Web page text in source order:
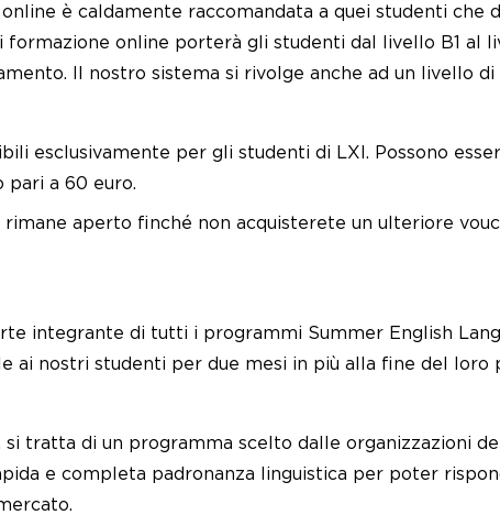
è caldamente raccomandata a quei studenti
online porterà gli studenti dal livello B1 al
Il nostro sistema si rivolge anche ad un livello di
esclusivamente per gli studenti di LXI. Possono
pari a 60 euro.
aperto finché non acquisterete un ulteriore
integrante di tutti i programmi Summer English
ai nostri studenti per due mesi in più alla fine del loro
si tratta di un programma scelto dalle organizzazioni
e completa padronanza linguistica per poter